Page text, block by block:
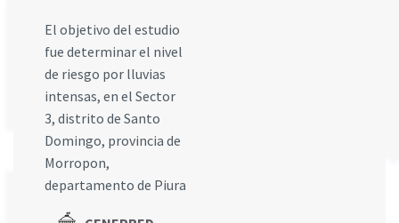
El objetivo del estudio
fue determinar el nivel
de riesgo por lluvias
intensas, en el Sector
3, distrito de Santo
Domingo, provincia de
Morropon,
departamento de Piura